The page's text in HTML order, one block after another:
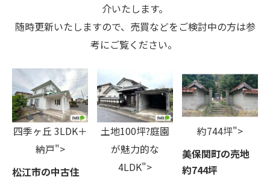
介いたします。
随時更新いたしますので、売買などをご検討中の方は参
考にご覧ください。
四季ヶ丘 3LDK＋
納戸">
松江市の中古住
土地100坪?庭園
が魅力的な
4LDK">
約744坪">
美保関町の売地
約744坪